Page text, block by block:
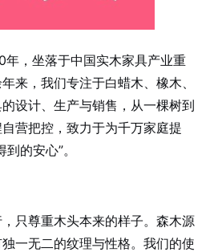
年，坐落于中国实木家具产业重
，我们专注于白蜡木、橡木、
设计、生产与销售，从一棵树到
营把控，致力于为千万家庭提
的安心”。
只尊重木头本来的样子。森木源
一无二的纹理与性格。我们的使